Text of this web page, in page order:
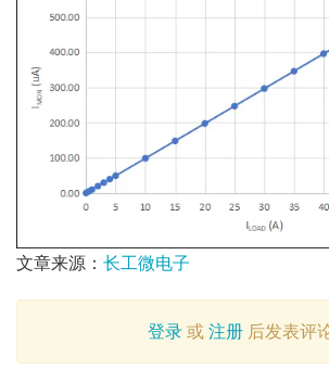
文章来源： 长工微电子
登录或 注册后发表评